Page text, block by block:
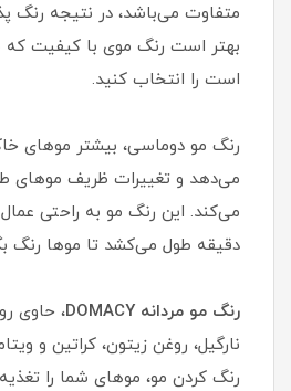
متفاوت می‌باشد، در نتیجه رنگ
بهتر است رنگ موی با کیفیت که
است را انتخاب کنید.
رنگ مو دوماسی، بیشتر موهای
می‌دهد و تغییرات ظریف موهای
می‌کند. این رنگ مو به راحتی
دقیقه طول می‌کشد تا موها رنگ
رنگ مو مردانه DOMACY
، حاوی
رنگ کردن مو، موهای شما را